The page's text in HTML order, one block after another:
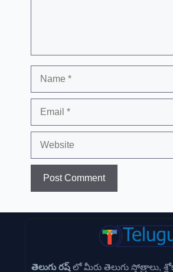
తెలుగు రష్లో మీరు తెలుగు స్తోత్రాలు,